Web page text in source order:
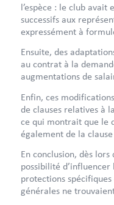
l’espèce : le club avait
successifs aux
expressément à
Ensuite, des
au contrat à la
augmentations de
Enfin, ces
de clauses relatives à
ce qui montrait que le
également de la
En conclusion, dès
possibilité
protections
générales ne